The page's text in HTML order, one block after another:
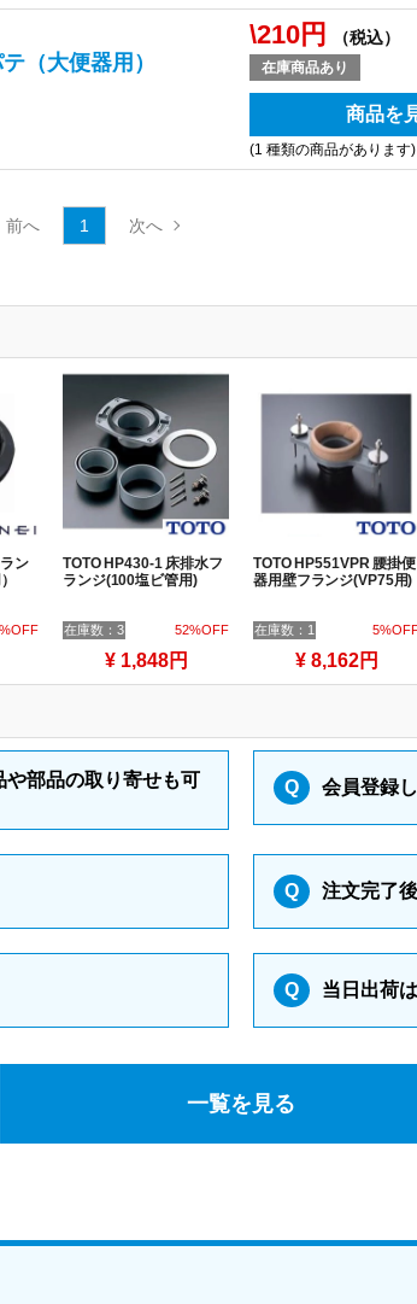
（大便器用）
\210円 （税込）
在庫商品あり
商品を
(1 種類の商品があります)
1
ン
TOTO HP430-1 床排水フ
ランジ(100塩ビ管用)
在庫数：3 52%OFF
¥ 1,848円
TOTO HP551VPR 腰掛便
器用壁フランジ(VP75用)
在庫数：1
¥ 8,162円
部品の取り寄せも可
Q 会員登録
Q 注文完了
Q 当日出荷
一覧を見る